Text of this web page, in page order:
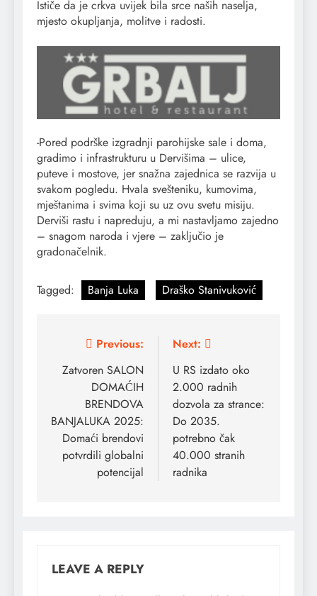
Ističe da je crkva uvijek bila srce naših naselja,
mjesto okupljanja, molitve i radosti.
-Pored podrške izgradnji parohijske sale i doma,
gradimo i infrastrukturu u Dervišima – ulice,
puteve i mostove, jer snažna zajednica se razvija u
svakom pogledu. Hvala svešteniku, kumovima,
mještanima i svima koji su uz ovu svetu misiju.
Derviši rastu i napreduju, a mi nastavljamo zajedno
– snagom naroda i vjere – zaključio je
gradonačelnik.
Tagged: Banja Luka Draško Stanivuković
navigation
Previous:
Zatvoren SALON
DOMAĆIH
BRENDOVA
BANJALUKA 2025:
Domaći brendovi
potvrdili globalni
potencijal
Next:
U RS izdato oko
2.000 radnih
dozvola za strance:
Do 2035.
potrebno čak
40.000 stranih
radnika
LEAVE A REPLY